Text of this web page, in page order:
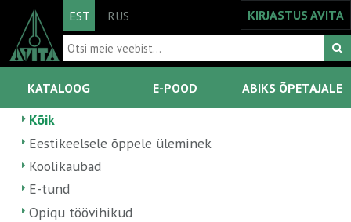
EST RUS KIRJASTUS AVITA
KATALOOG E-POOD ABIKS ÕPETAJALE
Kõik
Eestikeelsele õppele üleminek
Koolikaubad
E-tund
Opiqu töövihikud